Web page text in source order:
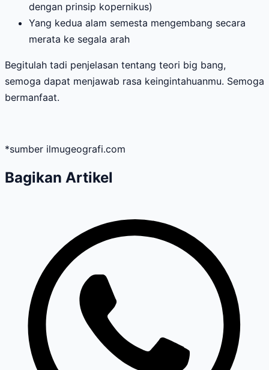
dengan prinsip kopernikus)
Yang kedua alam semesta mengembang secara
merata ke segala arah
Begitulah tadi penjelasan tentang teori big bang,
semoga dapat menjawab rasa keingintahuanmu. Semoga
bermanfaat.
*sumber ilmugeografi.com
Bagikan Artikel